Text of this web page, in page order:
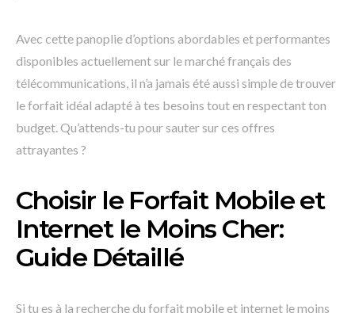
Avec cette panoplie d’options abordables et performantes
disponibles actuellement sur le marché français des
télécommunications, il n’a jamais été aussi simple de trouver
le forfait idéal adapté à tes besoins tout en respectant ton
budget. Qu’attends-tu pour sauter sur ces offres
attrayantes ?
Choisir le Forfait Mobile et
Internet le Moins Cher:
Guide Détaillé
Si tu es à la recherche du forfait mobile et internet le moins